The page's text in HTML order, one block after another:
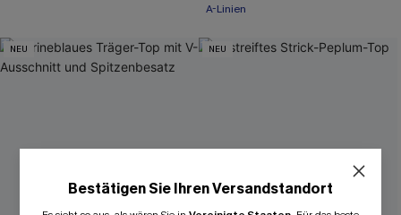
A-Linien
NEU NEU
Bestätigen Sie Ihren Versandstandort